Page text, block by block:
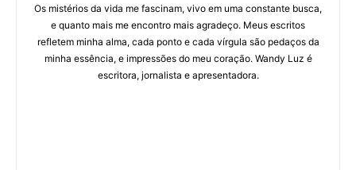
Os mistérios da vida me fascinam, vivo em uma constante busca,
e quanto mais me encontro mais agradeço. Meus escritos
refletem minha alma, cada ponto e cada vírgula são pedaços da
minha essência, e impressões do meu coração. Wandy Luz é
escritora, jornalista e apresentadora.